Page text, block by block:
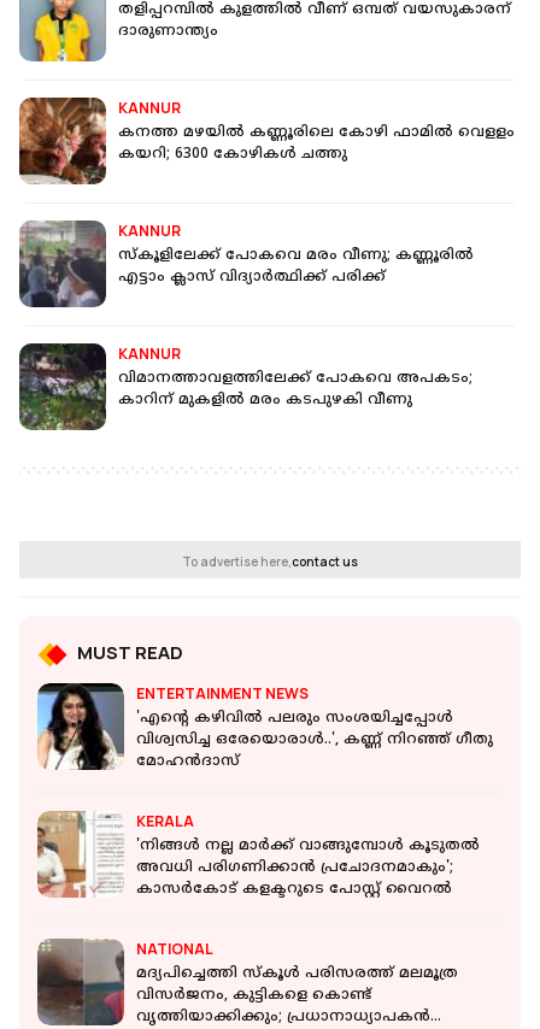
തളിപ്പറമ്പില്‍ കുളത്തില്‍ വീണ് ഒമ്പത് വയസുകാരന്
ദാരുണാന്ത്യം
KANNUR
കനത്ത മഴയിൽ കണ്ണൂരിലെ കോഴി ഫാമില്‍ വെളളം
കയറി; 6300 കോഴികള്‍ ചത്തു
KANNUR
സ്കൂളിലേക്ക് പോകവെ മരം വീണു; കണ്ണൂരിൽ
എട്ടാം ക്ലാസ് വിദ്യാർത്ഥിക്ക് പരിക്ക്
KANNUR
വിമാനത്താവളത്തിലേക്ക് പോകവെ അപകടം;
കാറിന് മുകളില്‍ മരം കടപുഴകി വീണു
To advertise here,contact us
MUST READ
ENTERTAINMENT NEWS
'എന്റെ കഴിവിൽ പലരും സംശയിച്ചപ്പോൾ
വിശ്വസിച്ച ഒരേയൊരാൾ..', കണ്ണ് നിറഞ്ഞ് ഗീതു
മോഹന്‍ദാസ്
KERALA
'നിങ്ങൾ നല്ല മാർക്ക് വാങ്ങുമ്പോൾ കൂടുതൽ
അവധി പരിഗണിക്കാൻ പ്രചോദനമാകും';
കാസർകോട് കളക്ടറുടെ പോസ്റ്റ് വൈറല്‍
NATIONAL
മദ്യപിച്ചെത്തി സ്കൂൾ പരിസരത്ത് മലമൂത്ര
വിസർജനം, കുട്ടികളെ കൊണ്ട്
വൃത്തിയാക്കിക്കും; പ്രധാനാധ്യാപകൻ